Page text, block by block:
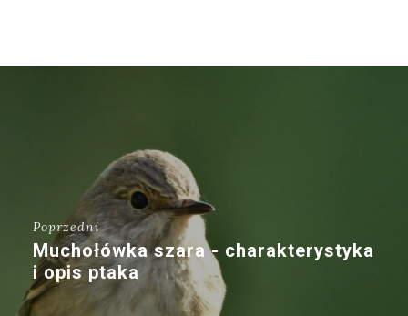
Poprzedni
Muchołówka szara - charakterystyka
i opis ptaka